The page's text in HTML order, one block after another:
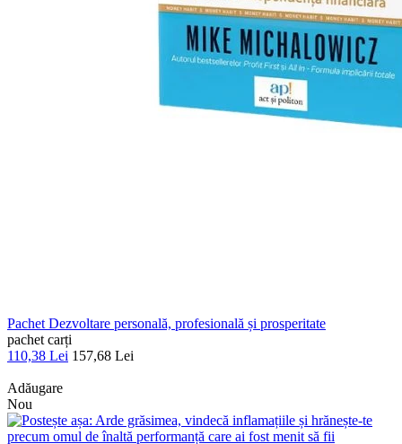
Pachet Dezvoltare personală, profesională și prosperitate
pachet carți
110,38 Lei 157,68 Lei
Adăugare
Nou